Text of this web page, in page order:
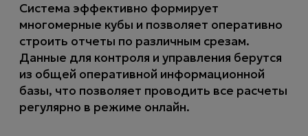
Система эффективно формирует
многомерные кубы и позволяет оперативно
строить отчеты по различным срезам.
Данные для контроля и управления берутся
из общей оперативной информационной
базы, что позволяет проводить все расчеты
регулярно в режиме онлайн.